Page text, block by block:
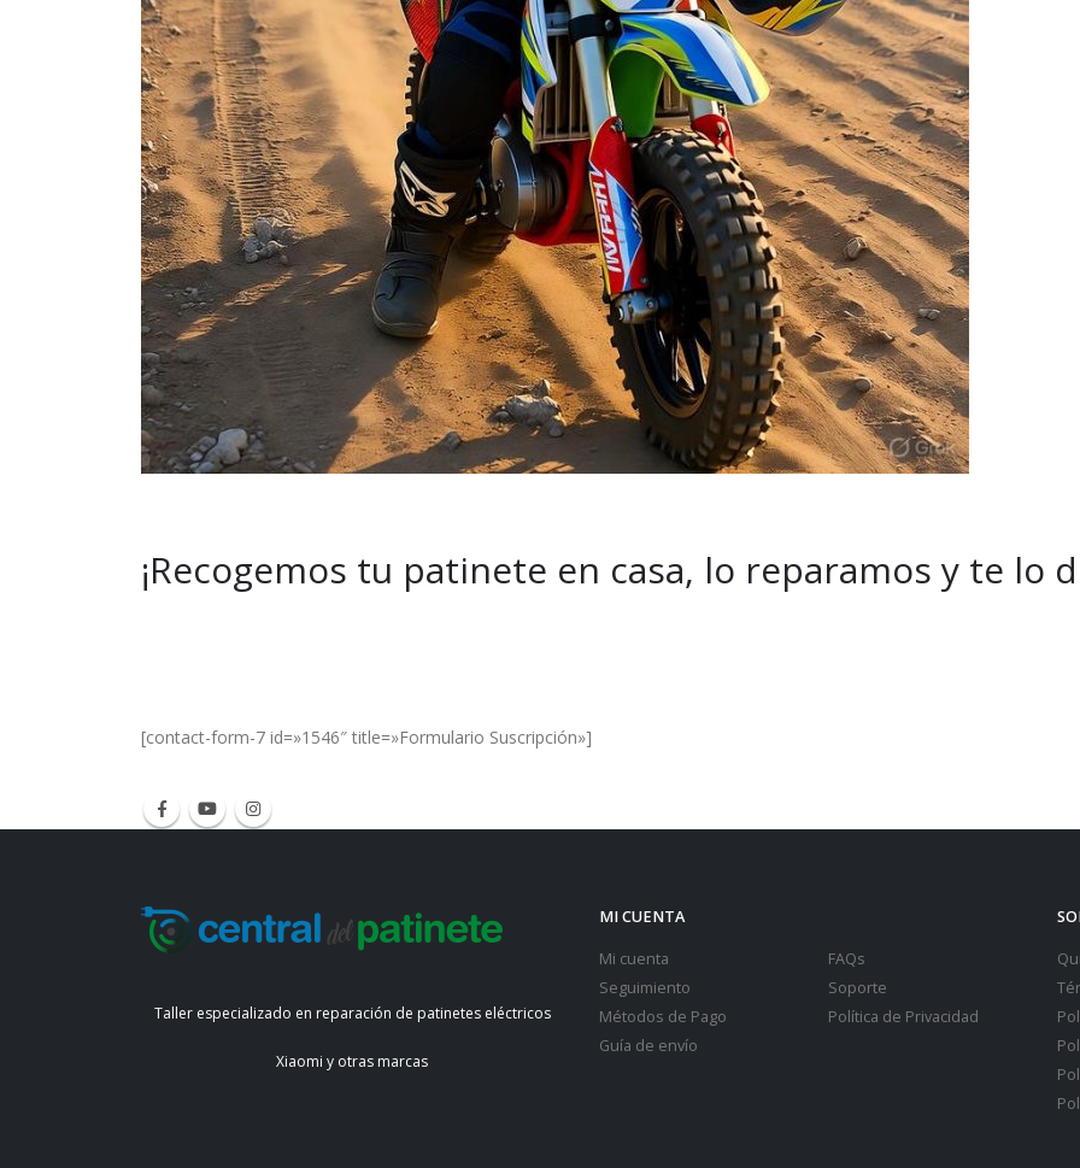
¡Recogemos tu patinete en casa, lo reparamos y te lo
[contact-form-7 id=»1546″ title=»Formulario Suscripción»]
Taller especializado en reparación de patinetes eléctricos
Xiaomi y otras marcas
MI CUENTA
Mi cuenta
Seguimiento
Métodos de Pago
Guía de envío
FAQs
Soporte
Política de Privacidad